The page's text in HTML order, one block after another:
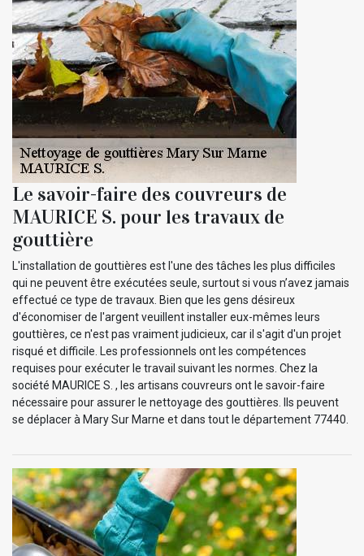
Le savoir-faire des couvreurs de
MAURICE S. pour les travaux de
gouttière
L'installation de gouttières est l'une des tâches les plus difficiles
qui ne peuvent être exécutées seule, surtout si vous n’avez jamais
effectué ce type de travaux. Bien que les gens désireux
d'économiser de l'argent veuillent installer eux-mêmes leurs
gouttières, ce n'est pas vraiment judicieux, car il s'agit d'un projet
risqué et difficile. Les professionnels ont les compétences
requises pour exécuter le travail suivant les normes. Chez la
société MAURICE S. , les artisans couvreurs ont le savoir-faire
nécessaire pour assurer le nettoyage des gouttières. Ils peuvent
se déplacer à Mary Sur Marne et dans tout le département 77440.